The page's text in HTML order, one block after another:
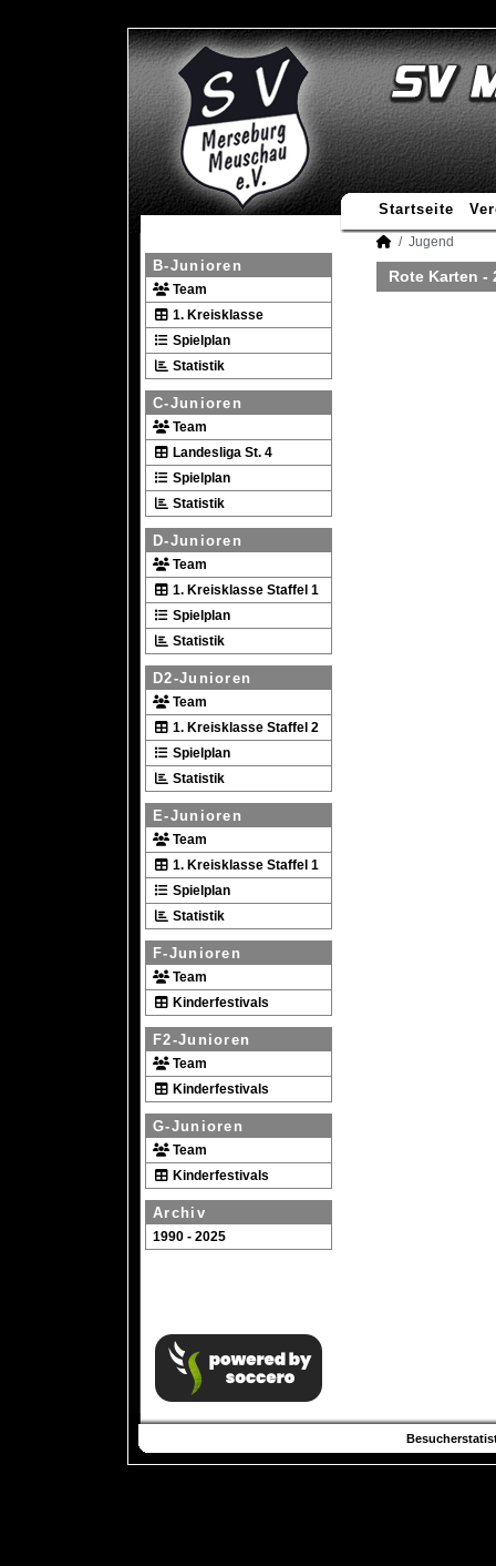
Startseite
B-Junioren
Team
1. Kreisklasse
Spielplan
Statistik
C-Junioren
Team
Landesliga St. 4
Spielplan
Statistik
D-Junioren
Team
1. Kreisklasse Staffel 1
Spielplan
Statistik
D2-Junioren
Team
1. Kreisklasse Staffel 2
Spielplan
Statistik
E-Junioren
Team
1. Kreisklasse Staffel 1
Spielplan
Statistik
F-Junioren
Team
Kinderfestivals
F2-Junioren
Team
Kinderfestivals
G-Junioren
Team
Kinderfestivals
Archiv
1990 - 2025
Jugend
Rote Karten -